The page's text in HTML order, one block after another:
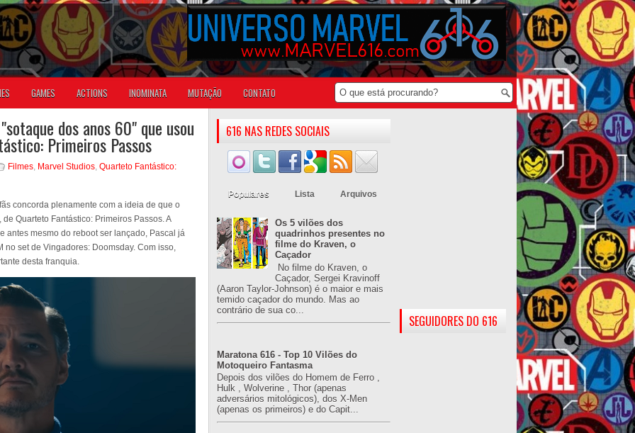
GAMES ACTIONS INOMINATA MUTAÇÃO CONTATO
dos anos 60" que usou
Primeiros Passos
Filmes, Marvel Studios, Quarteto Fantástico:
concorda plenamente com a ideia de que o
Quarteto Fantástico: Primeiros Passos. A
antes mesmo do reboot ser lançado, Pascal já
set de Vingadores: Doomsday. Com isso,
desta franquia.
616 NAS REDES SOCIAIS
Populares Lista Arquivos
Os 5 vilões dos
quadrinhos presentes no
filme do Kraven, o
Caçador
No filme do Kraven, o
Caçador, Sergei Kravinoff
(Aaron Taylor-Johnson) é o maior e mais
temido caçador do mundo. Mas ao
contrário de sua co...
Maratona 616 - Top 10 Vilões do
Motoqueiro Fantasma
Depois dos vilões do Homem de Ferro ,
Hulk , Wolverine , Thor (apenas
adversários mitológicos), dos X-Men
(apenas os primeiros) e do Capit...
SEGUIDORES DO 616